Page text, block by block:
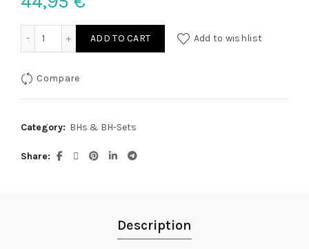
Perlenset schwarz 4XL quantity
ADD TO CART Add to wishlist
Compare
Category: BHs & BH-Sets
Share
Description